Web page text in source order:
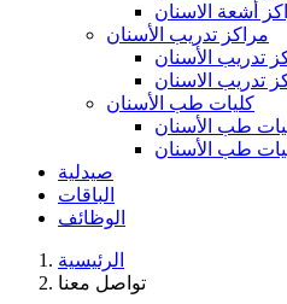
أشعة الاسنان
مراكز تدريب الأسنان
تدريب الأسنان
تدريب الاسنان
كليات طب الأسنان
طب الأسنان
طب الأسنان
صيدلية
الباقات
الوظائف
الرئيسية
تواصل معنا